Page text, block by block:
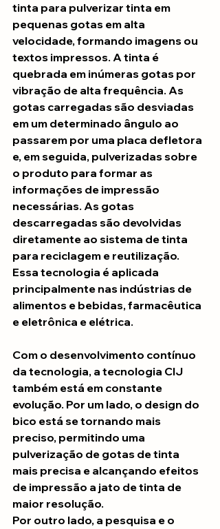
tinta para pulverizar tinta em
pequenas gotas em alta
velocidade, formando imagens ou
textos impressos. A tinta é
quebrada em inúmeras gotas por
vibração de alta frequência. As
gotas carregadas são desviadas
em um determinado ângulo ao
passarem por uma placa defletora
e, em seguida, pulverizadas sobre
o produto para formar as
informações de impressão
necessárias. As gotas
descarregadas são devolvidas
diretamente ao sistema de tinta
para reciclagem e reutilização.
Essa tecnologia é aplicada
principalmente nas indústrias de
alimentos e bebidas, farmacêutica
e eletrônica e elétrica.
Com o desenvolvimento contínuo
da tecnologia, a tecnologia CIJ
também está em constante
evolução. Por um lado, o design do
bico está se tornando mais
preciso, permitindo uma
pulverização de gotas de tinta
mais precisa e alcançando efeitos
de impressão a jato de tinta de
maior resolução.
Por outro lado, a pesquisa e o